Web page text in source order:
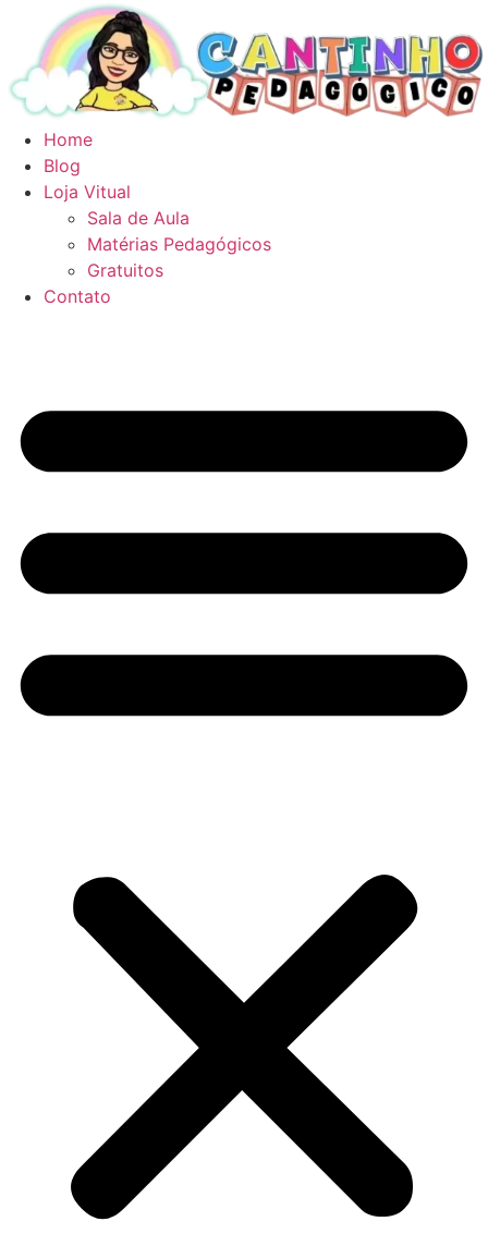
conteúdo
Home
Blog
Loja Vitual
Sala de Aula
Matérias Pedagógicos
Gratuitos
Contato